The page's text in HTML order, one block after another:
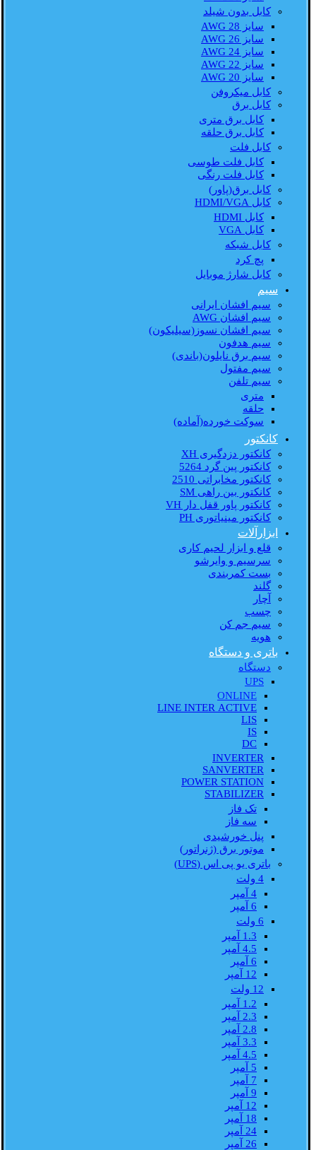
کابل بدون شیلد
سایز AWG 28
سایز AWG 26
سایز AWG 24
سایز AWG 22
سایز AWG 20
کابل میکروفن
کابل برق
کابل برق متری
کابل برق حلقه
کابل فلت
کابل فلت طوسی
کابل فلت رنگی
کابل برق(پاور)
کابل HDMI/VGA
کابل HDMI
کابل VGA
کابل شبکه
پچ کرد
کابل شارژ موبایل
سیم
سیم افشان ایرانی
سیم افشان AWG
سیم افشان نسوز(سیلیکون)
سیم هدفون
سیم برق نایلون(باندی)
سیم مفتول
سیم تلفن
متری
حلقه
سوکت خورده(آماده)
کانکتور
کانکتور دزدگیری XH
کانکتور پین گرد 5264
کانکتور مخابراتی 2510
کانکتور بین راهی SM
کانکتور پاور قفل دار VH
کانکتور مینیاتوری PH
ابزارآلات
قلع و ابزار لحیم کاری
سرسیم و وایرشو
بست کمربندی
گلند
آچار
چسب
سیم جم کن
هویه
باتری و دستگاه
دستگاه
UPS
ONLINE
LINE INTER ACTIVE
LIS
IS
DC
INVERTER
SANVERTER
POWER STATION
STABILIZER
تک فاز
سه فاز
پنل خورشیدی
موتور برق (ژنراتور)
باتری یو پی اس (UPS)
4 ولت
4 آمپر
6 آمپر
6 ولت
1.3 آمپر
4.5 آمپر
6 آمپر
12 آمپر
12 ولت
1.2 آمپر
2.3 آمپر
2.8 آمپر
3.3 آمپر
4.5 آمپر
5 آمپر
7 آمپر
9 آمپر
12 آمپر
18 آمپر
24 آمپر
26 آمپر